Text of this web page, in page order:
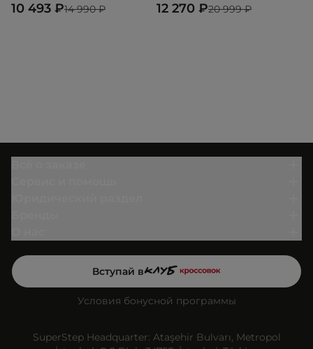
14 990 ₽
10 493 ₽ 20 999 ₽
12 270 ₽
Вступай в
Условия бонусной программы
SuperStep Headquarter: Ataşehir Bulvarı, Metropol